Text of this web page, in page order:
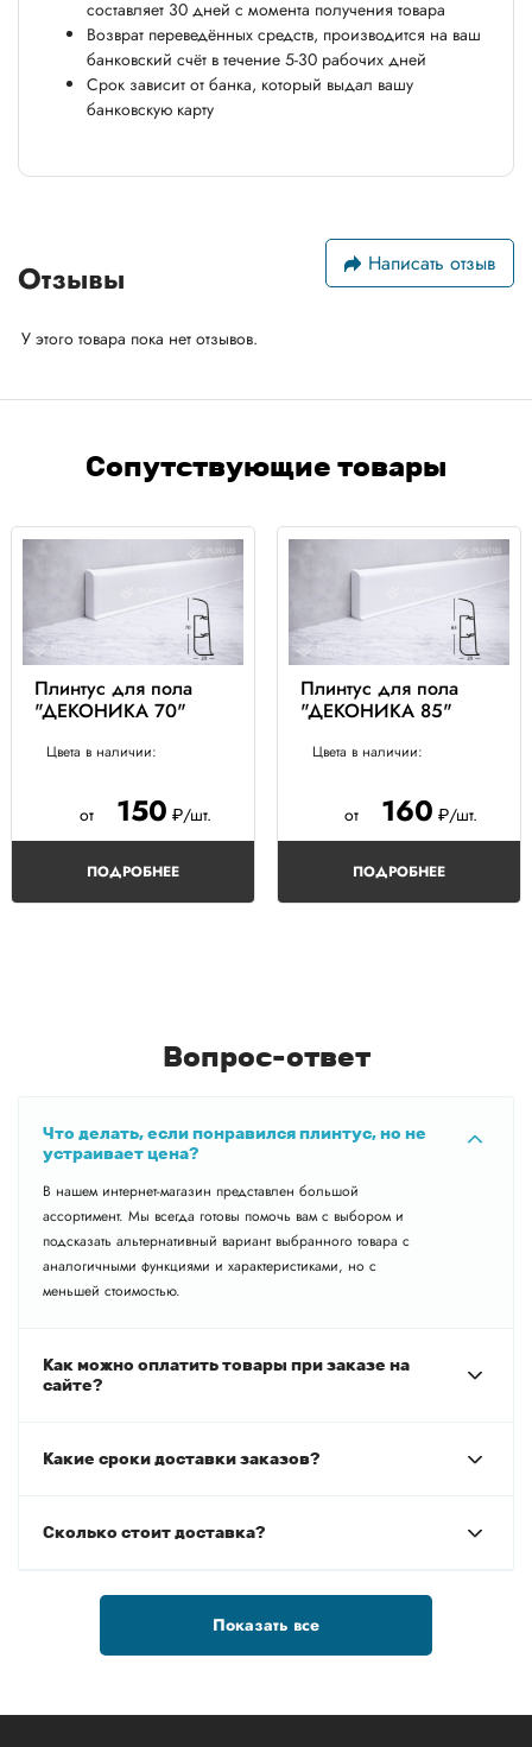
составляет 30 дней с момента получения товара
Возврат переведённых средств, производится на ваш
банковский счёт в течение 5-30 рабочих дней
Срок зависит от банка, который выдал вашу
банковскую карту
Отзывы Написать отзыв
У этого товара пока нет отзывов.
Сопутствующие товары
Плинтус для пола
"ДЕКОНИКА 70"
Цвета в наличии:
от 150 ₽/шт.
ПОДРОБНЕЕ
Плинтус для пола
"ДЕКОНИКА 85"
Цвета в наличии:
от 160 ₽/шт.
ПОДРОБНЕЕ
Вопрос-ответ
Что делать, если понравился плинтус, но не
устраивает цена?
В нашем интернет-магазин представлен большой
ассортимент. Мы всегда готовы помочь вам с выбором и
подсказать альтернативный вариант выбранного товара с
аналогичными функциями и характеристиками, но с
меньшей стоимостью.
Как можно оплатить товары при заказе на
сайте?
Какие сроки доставки заказов?
Сколько стоит доставка?
Показать все